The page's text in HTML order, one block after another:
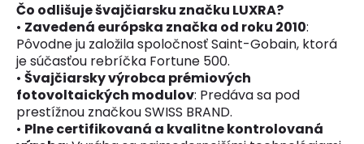
Čo odlišuje švajčiarsku značku LUXRA?
• Zavedená európska značka od roku 2010:
Pôvodne ju založila spoločnosť Saint-Gobain, ktorá
je súčasťou rebríčka Fortune 500.
• Švajčiarsky výrobca prémiových
fotovoltaických modulov: Predáva sa pod
prestížnou značkou SWISS BRAND.
• Plne certifikovaná a kvalitne kontrolovaná